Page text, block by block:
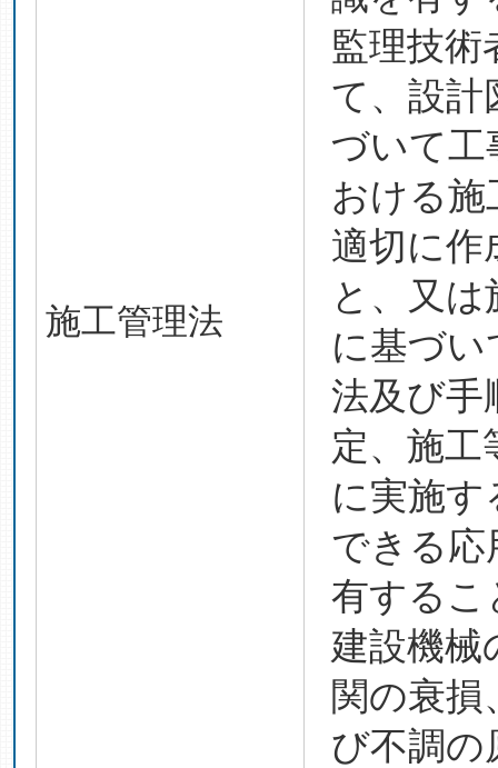
施工管理法
監理技術
て、設計
づいて工
おける施
適切に作
と、又は
に基づい
法及び手
定、施工
に実施
できる応
有するこ
建設機械
関の衰損
び不調の